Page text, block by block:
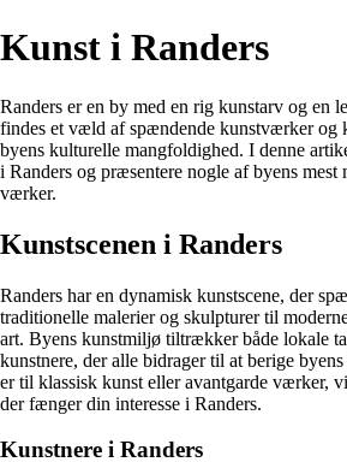
Kunst i Randers
Randers er en by med en rig kunstarv og en
findes et væld af spændende kunstværker og
byens kulturelle mangfoldighed. I denne
i Randers og præsentere nogle af byens mest
værker.
Kunstscenen i Randers
Randers har en dynamisk kunstscene, der
traditionelle malerier og skulpturer til
art. Byens kunstmiljø tiltrækker både lokale
kunstnere, der alle bidrager til at berige
er til klassisk kunst eller avantgarde værker,
der fænger din interesse i Randers.
Kunstnere i Randers